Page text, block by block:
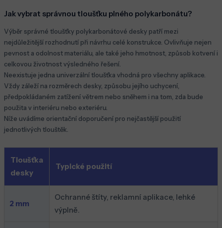
Jak vybrat správnou tloušťku plného polykarbonátu?
Výběr správné tloušťky polykarbonátové desky patří mezi
nejdůležitější rozhodnutí při návrhu celé konstrukce. Ovlivňuje nejen
pevnost a odolnost materiálu, ale také jeho hmotnost, způsob kotvení i
celkovou životnost výsledného řešení.
Neexistuje jedna univerzální tloušťka vhodná pro všechny aplikace.
Vždy záleží na rozměrech desky, způsobu jejího uchycení,
předpokládaném zatížení větrem nebo sněhem i na tom, zda bude
použita v interiéru nebo exteriéru.
Níže uvádíme orientační doporučení pro nejčastější použití
jednotlivých tlouštěk.
Tloušťka
desky
Typické použití
2 mm
Ochranné štíty, reklamní aplikace, lehké
výplně.